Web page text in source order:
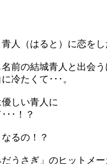
人（はると）に恋をし
前の結城青人と出会う
冷たくて･･･。
しい青人に
･･！？
るの！？
うさぎ」のヒットメ